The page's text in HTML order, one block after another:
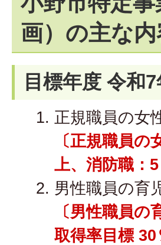
画）の主な
目標年度 令和
正規職員の女
〔正規職員
上、消防職：5
男性職員の育
〔男性職員
取得率目標 30